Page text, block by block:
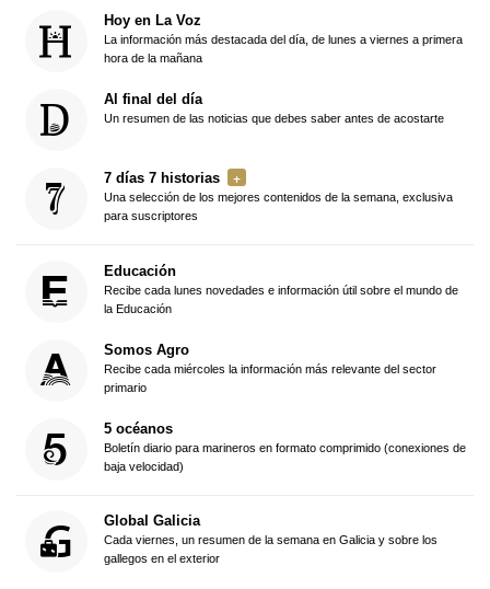
Hoy en La Voz
La información más destacada del día, de lunes a viernes a primera
hora de la mañana
Al final del día
Un resumen de las noticias que debes saber antes de acostarte
7 días 7 historias
Una selección de los mejores contenidos de la semana, exclusiva
para suscriptores
Educación
Recibe cada lunes novedades e información útil sobre el mundo de
la Educación
Somos Agro
Recibe cada miércoles la información más relevante del sector
primario
5 océanos
Boletín diario para marineros en formato comprimido (conexiones de
baja velocidad)
Global Galicia
Cada viernes, un resumen de la semana en Galicia y sobre los
gallegos en el exterior